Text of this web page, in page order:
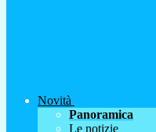
Novità
Panoramica
Le notizie